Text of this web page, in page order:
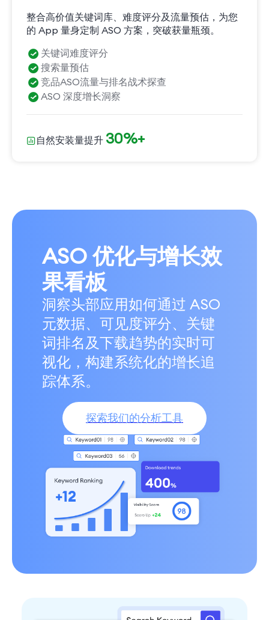
整合高价值关键词库、难度评分及流量预估，为您
的 App 量身定制 ASO 方案，突破获量瓶颈。
关键词难度评分
搜索量预估
竞品ASO流量与排名战术探查
ASO 深度增长洞察
自然安装量提升 30%+
ASO 优化与增长效
果看板
洞察头部应用如何通过 ASO
元数据、可见度评分、关键
词排名及下载趋势的实时可
视化，构建系统化的增长追
踪体系。
探索我们的分析工具